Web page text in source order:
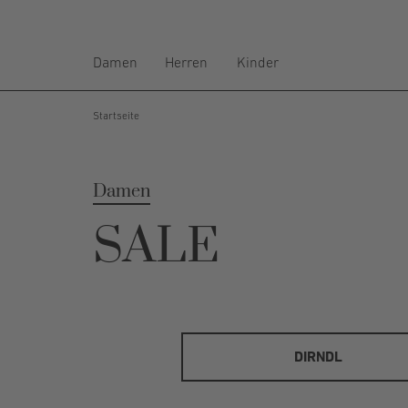
Damen Herren Kinder
Startseite
Damen
SALE
DIRNDL